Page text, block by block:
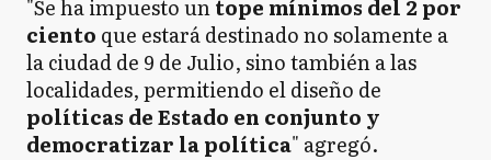
"Se ha impuesto untope mínimos del 2 por
ciento que estará destinado no solamente a
la ciudad de 9 de Julio, sino también a las
localidades, permitiendo el diseño de
políticas de Estado en conjunto y
democratizar la política" agregó.